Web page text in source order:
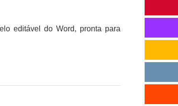
editável do Word, pronta para